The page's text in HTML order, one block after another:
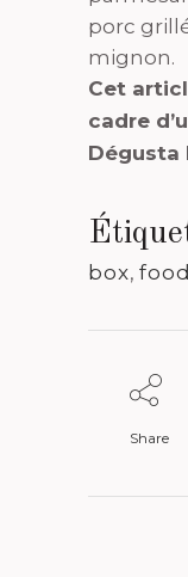
porc
mignon.
Cet
cadre
Dégusta
box,
Share